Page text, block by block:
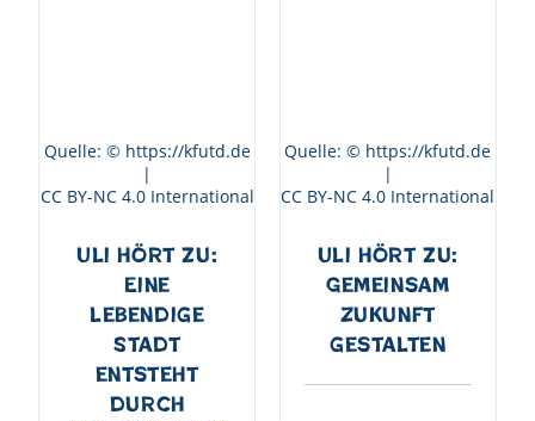
Quelle: © https://kfutd.de
|
CC BY-NC 4.0 International
Uli hört zu:
Eine
lebendige
Stadt
entsteht
durch
Quelle: © https://kfutd.de
|
CC BY-NC 4.0 International
Uli hört zu:
Gemeinsam
Zukunft
gestalten